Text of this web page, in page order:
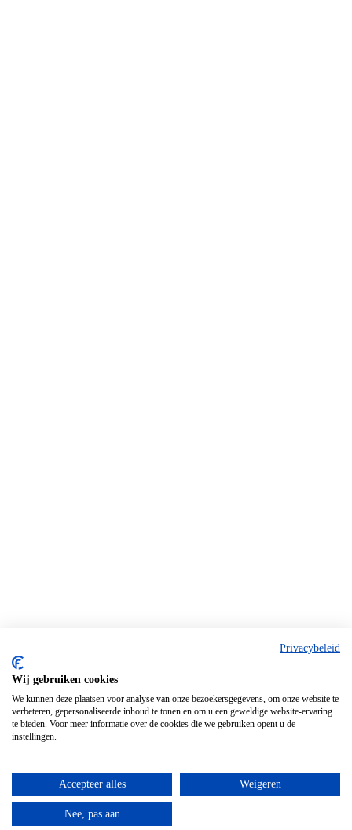
Privacybeleid
Wij gebruiken cookies
We kunnen deze plaatsen voor analyse van onze bezoekersgegevens, om onze website te
verbeteren, gepersonaliseerde inhoud te tonen en om u een geweldige website-ervaring
te bieden. Voor meer informatie over de cookies die we gebruiken opent u de
instellingen.
Accepteer alles Weigeren
Nee, pas aan